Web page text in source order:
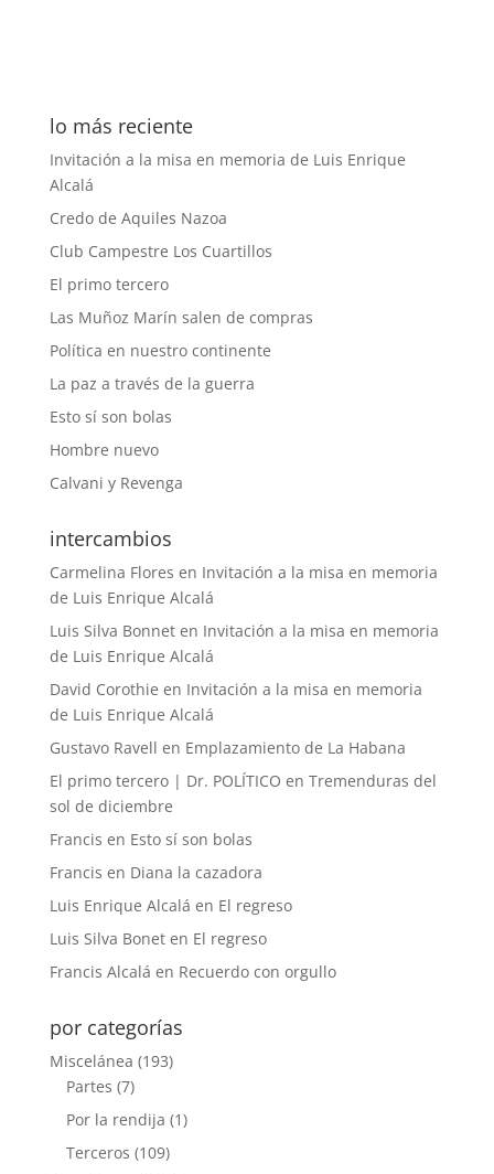
lo más reciente
Invitación a la misa en memoria de Luis Enrique
Alcalá
Credo de Aquiles Nazoa
Club Campestre Los Cuartillos
El primo tercero
Las Muñoz Marín salen de compras
Política en nuestro continente
La paz a través de la guerra
Esto sí son bolas
Hombre nuevo
Calvani y Revenga
intercambios
Carmelina Flores en Invitación a la misa en memoria
de Luis Enrique Alcalá
Luis Silva Bonneten Invitación a la misa en memoria
de Luis Enrique Alcalá
David Corothie en Invitación a la misa en memoria
de Luis Enrique Alcalá
Gustavo Ravell en Emplazamiento de La Habana
El primo tercero | Dr. POLÍTICO en Tremenduras del
sol de diciembre
Francis en Esto sí son bolas
Francis en Diana la cazadora
Luis Enrique Alcalá en El regreso
Luis Silva Boneten El regreso
Francis Alcalá en Recuerdo con orgullo
por categorías
Miscelánea (193)
Partes (7)
Por la rendija (1)
Terceros (109)